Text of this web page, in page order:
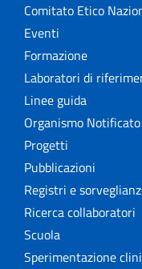
Comitato Etico
Eventi
Formazione
Laboratori di
Linee guida
Organismo Notificato
Progetti
Pubblicazioni
Registri e
Ricerca collaboratori
Scuola
Sperimentazione